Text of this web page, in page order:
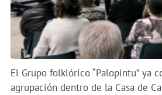
El Grupo folklórico “Palopintu” ya
agrupación dentro de la Casa de